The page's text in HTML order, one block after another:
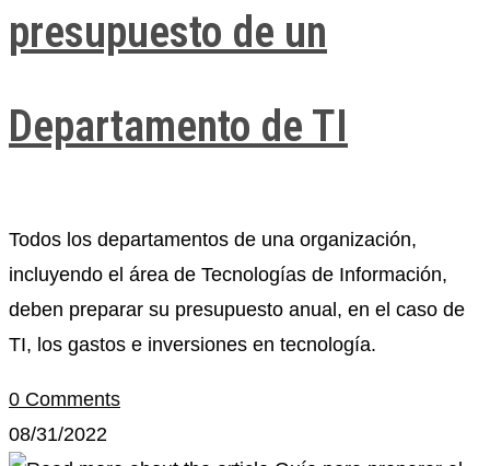
presupuesto de un
Departamento de TI
Todos los departamentos de una organización,
incluyendo el área de Tecnologías de Información,
deben preparar su presupuesto anual, en el caso de
TI, los gastos e inversiones en tecnología.
0 Comments
08/31/2022